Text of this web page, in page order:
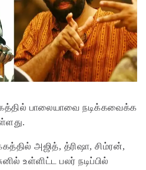
பாலையாவை நடிக்கவைக்க
அஜித், த்ரிஷா, சிம்ரன்,
உள்ளிட்ட பலர் நடிப்பில்